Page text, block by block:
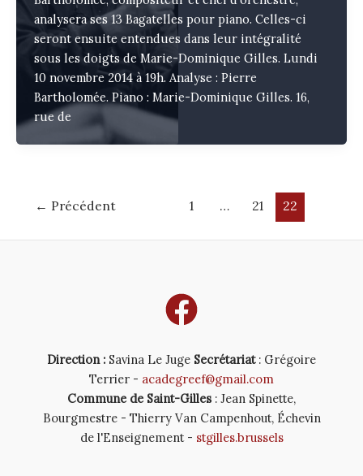
analysera ses 13 Bagatelles pour piano. Celles-ci
seront ensuite entendues dans leur intégralité
sous les doigts de Marie-Dominique Gilles. Lundi
10 novembre 2014 à 19h. Analyse : Pierre
Bartholomée. Piano : Marie-Dominique Gilles. 16,
rue de
← Précédent 1 … 21 22
Direction : Savina Le Juge Secrétariat: Grégoire
Terrier - acadegreef@gmail.com
Commune de Saint-Gilles : Jean Spinette,
Bourgmestre - Thierry Van Campenhout, Échevin
de l'Enseignement - stgilles.brussels